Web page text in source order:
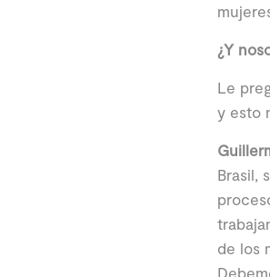
¿Y
Le
y esto
Brasil,
de los